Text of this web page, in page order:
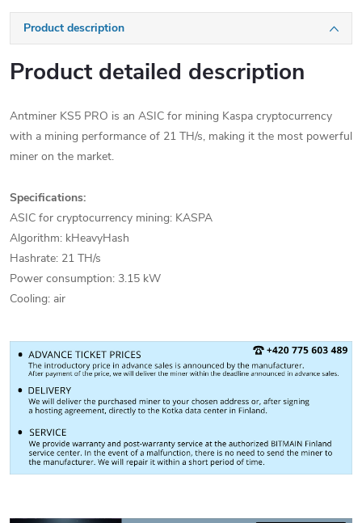
Product description
Product detailed description
Antminer KS5 PRO is an ASIC for mining Kaspa cryptocurrency
with a mining performance of 21 TH/s, making it the most powerful
miner on the market.
Specifications:
ASIC for cryptocurrency mining: KASPA
Algorithm: kHeavyHash
Hashrate: 21 TH/s
Power consumption: 3.15 kW
Cooling: air